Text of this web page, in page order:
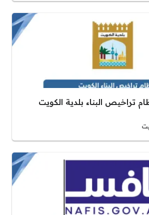
تراخيص البناء بلدية الكويت